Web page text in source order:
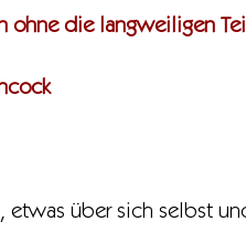
ohne die langweiligen
über sich selbst